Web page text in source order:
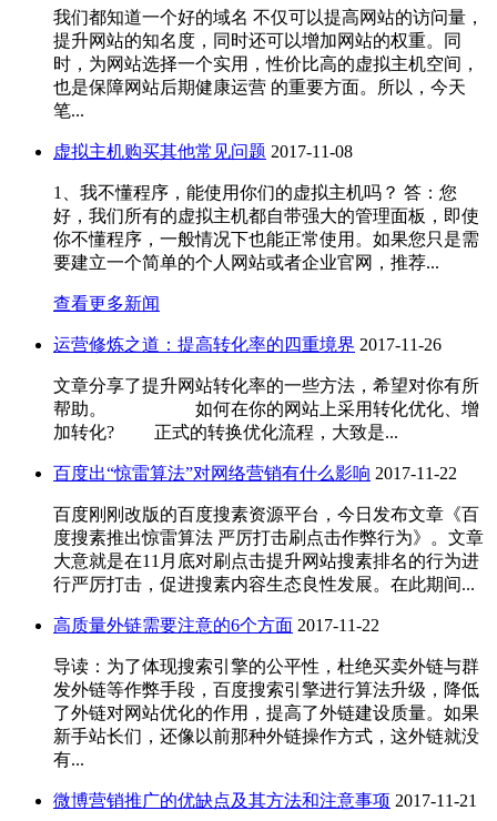
我们都知道一个好的域名 不仅可以提高网站的访问量，
提升网站的知名度，同时还可以增加网站的权重。同
时，为网站选择一个实用，性价比高的虚拟主机空间，
也是保障网站后期健康运营 的重要方面。所以，今天
笔...
虚拟主机购买其他常见问题 2017-11-08
1、我不懂程序，能使用你们的虚拟主机吗？ 答：您
好，我们所有的虚拟主机都自带强大的管理面板，即使
你不懂程序，一般情况下也能正常使用。如果您只是需
要建立一个简单的个人网站或者企业官网，推荐...
查看更多新闻
运营修炼之道：提高转化率的四重境界 2017-11-26
文章分享了提升网站转化率的一些方法，希望对你有所
帮助。 如何在你的网站上采用转化优化、增
加转化? 正式的转换优化流程，大致是...
百度出“惊雷算法”对网络营销有什么影响 2017-11-22
百度刚刚改版的百度搜素资源平台，今日发布文章《百
度搜素推出惊雷算法 严厉打击刷点击作弊行为》。文章
大意就是在11月底对刷点击提升网站搜素排名的行为进
行严厉打击，促进搜素内容生态良性发展。在此期间...
高质量外链需要注意的6个方面 2017-11-22
导读：为了体现搜索引擎的公平性，杜绝买卖外链与群
发外链等作弊手段，百度搜索引擎进行算法升级，降低
了外链对网站优化的作用，提高了外链建设质量。如果
新手站长们，还像以前那种外链操作方式，这外链就没
有...
微博营销推广的优缺点及其方法和注意事项 2017-11-21